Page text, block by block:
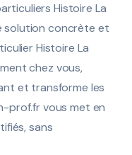
Histoire La
solution concrète et
Histoire La
chez vous,
et transforme les
prof.fr vous met en
sans